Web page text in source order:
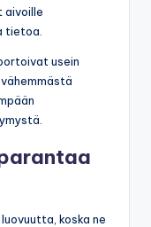
aivoille
tietoa.
usein
koska ne